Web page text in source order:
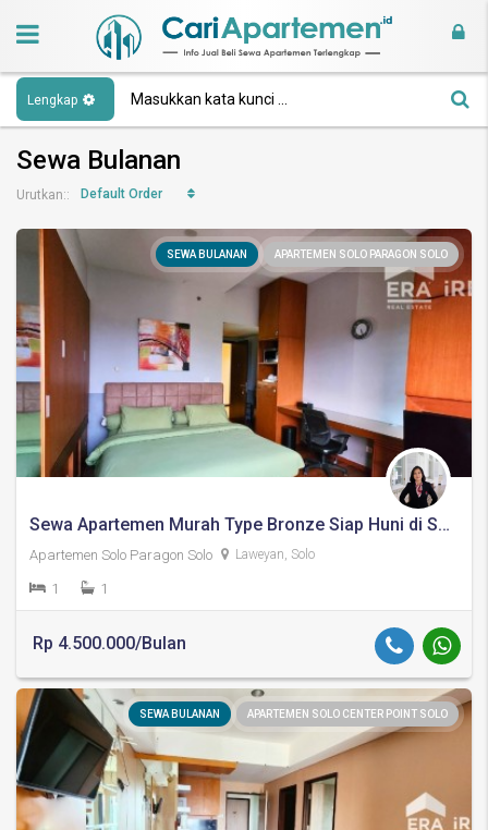
Lengkap
Sewa Bulanan
Urutkan:: Default Order
SEWA BULANAN APARTEMEN SOLO PARAGON SOLO
Sewa Apartemen Murah Type Bronze Siap Huni di Solo Kota
Apartemen Solo Paragon Solo Laweyan, Solo
1 1
Rp 4.500.000/Bulan
SEWA BULANAN APARTEMEN SOLO CENTER POINT SOLO